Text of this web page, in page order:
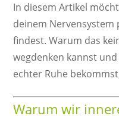
In diesem Artikel
deinem Nervensystem
findest. Warum das
wegdenken kannst
echter Ruhe
Warum wir